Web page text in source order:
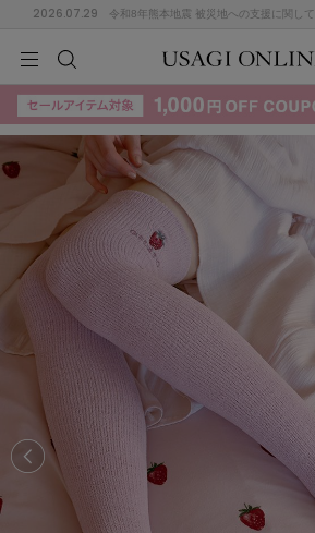
2026.07.29 令和8年熊本地震 被災地への支援に関して
検索
KIDSBABYBEAUTYLIFE STYLE
(715)
ス/ドレス (1179)
(570)
ームウェア (535)
KIDSBABYBEAUTYLIFE STYLE
C D E
J K L
Q R S
Y Z
その
他
ACYM
アシーム
アディダス